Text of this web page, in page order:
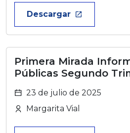
Descargar launch
Primera Mirada
Públicas Segundo
23 de julio de 2025
Margarita Vial